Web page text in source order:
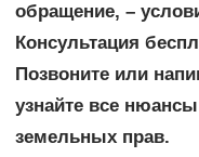
обращение, –
Консультация
Позвоните или
узнайте все
земельных прав.